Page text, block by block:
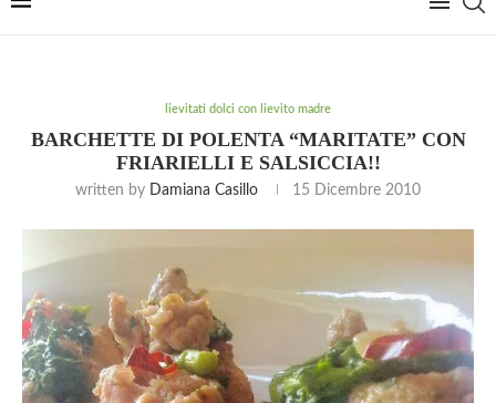
lievitati dolci con lievito madre
BARCHETTE DI POLENTA “MARITATE” CON
FRIARIELLI E SALSICCIA!!
written by Damiana Casillo 15 Dicembre 2010